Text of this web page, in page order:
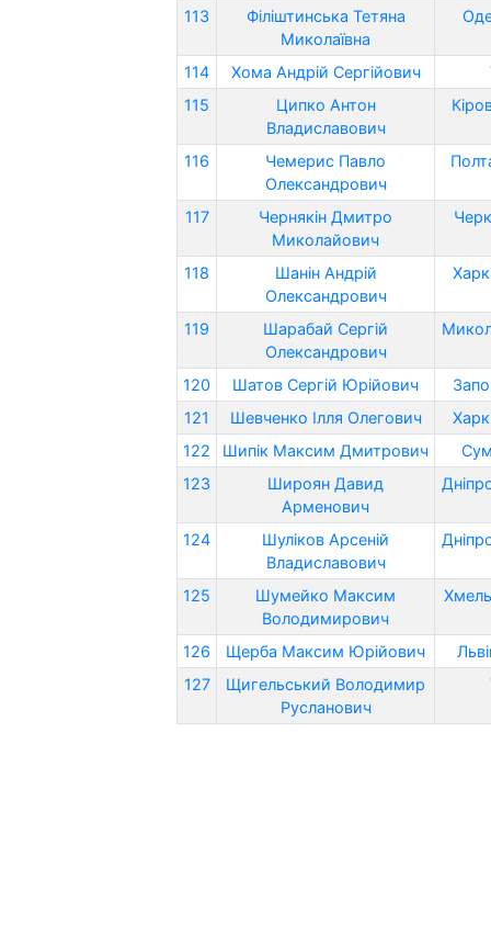
113
Філіштинська Тетяна
Миколаївна
114 Хома Андрій Сергійович
115
Ципко Антон
Владиславович
116
Чемерис Павло
Олександрович
117
Чернякін Дмитро
Миколайович
118
Шанін Андрій
Олександрович
119
Шарабай Сергій
Олександрович
120 Шатов Сергій Юрійович
121
Шевченко Ілля Олегович
122
Шипік Максим Дмитрович
123
Широян Давид
Арменович
124
Шуліков Арсеній
Владиславович
125
Шумейко Максим
Володимирович
126 Щерба Максим Юрійович
127
Щигельський Володимир
Русланович